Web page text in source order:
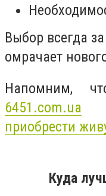
Выбор всегда
омрачает
Напомним,
6451.сom.ua
приобрести
Куда